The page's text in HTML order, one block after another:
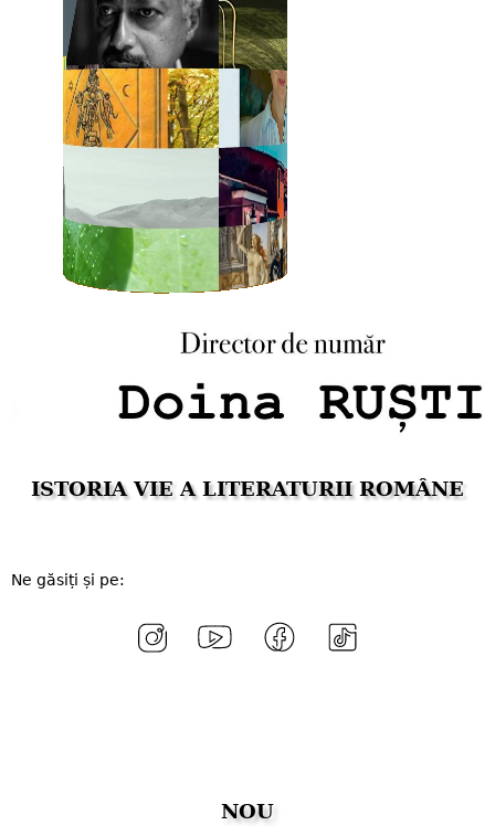
ISTORIA VIE A LITERATURII ROMÂNE
Ne găsiți și pe:
NOU